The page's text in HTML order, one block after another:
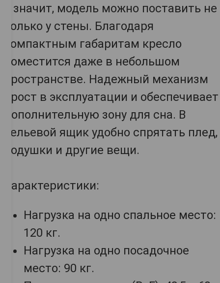
а значит, модель можно поставить не
только у стены. Благодаря
компактным габаритам кресло
поместится даже в небольшом
пространстве. Надежный механизм
прост в эксплуатации и обеспечивает
дополнительную зону для сна. В
бельевой ящик удобно спрятать плед,
подушки и другие вещи.
Характеристики:
Нагрузка на одно спальное место:
120 кг.
Нагрузка на одно посадочное
место: 90 кг.